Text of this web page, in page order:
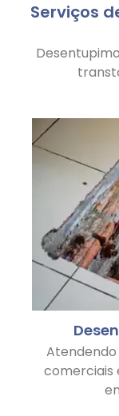
Serviços
comerciais